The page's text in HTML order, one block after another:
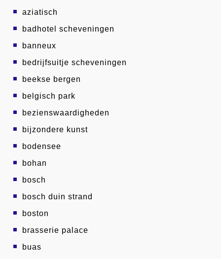
aziatisch
badhotel scheveningen
banneux
bedrijfsuitje scheveningen
beekse bergen
belgisch park
bezienswaardigheden
bijzondere kunst
bodensee
bohan
bosch
bosch duin strand
boston
brasserie palace
buas